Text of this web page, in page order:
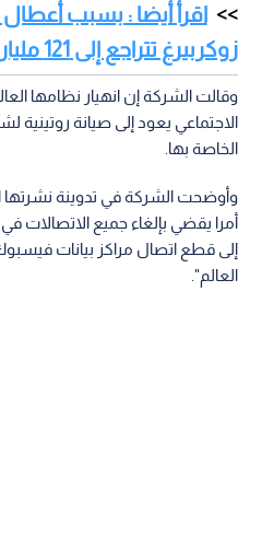
اقرأ أيضا : بسبب
زوكربيرغ تتراجع إلى 121 مليار دولار
وقالت الشركة إن انهيار نظامها
الاجتماعي يعود إلى صيانة روتينية
الخاصة بها.
وأوضحت الشركة في تدوينة نشرتها
أمرا يقضي بإلغاء جميع الاتصالات
إلى قطع اتصال مراكز بيانات
العالم".